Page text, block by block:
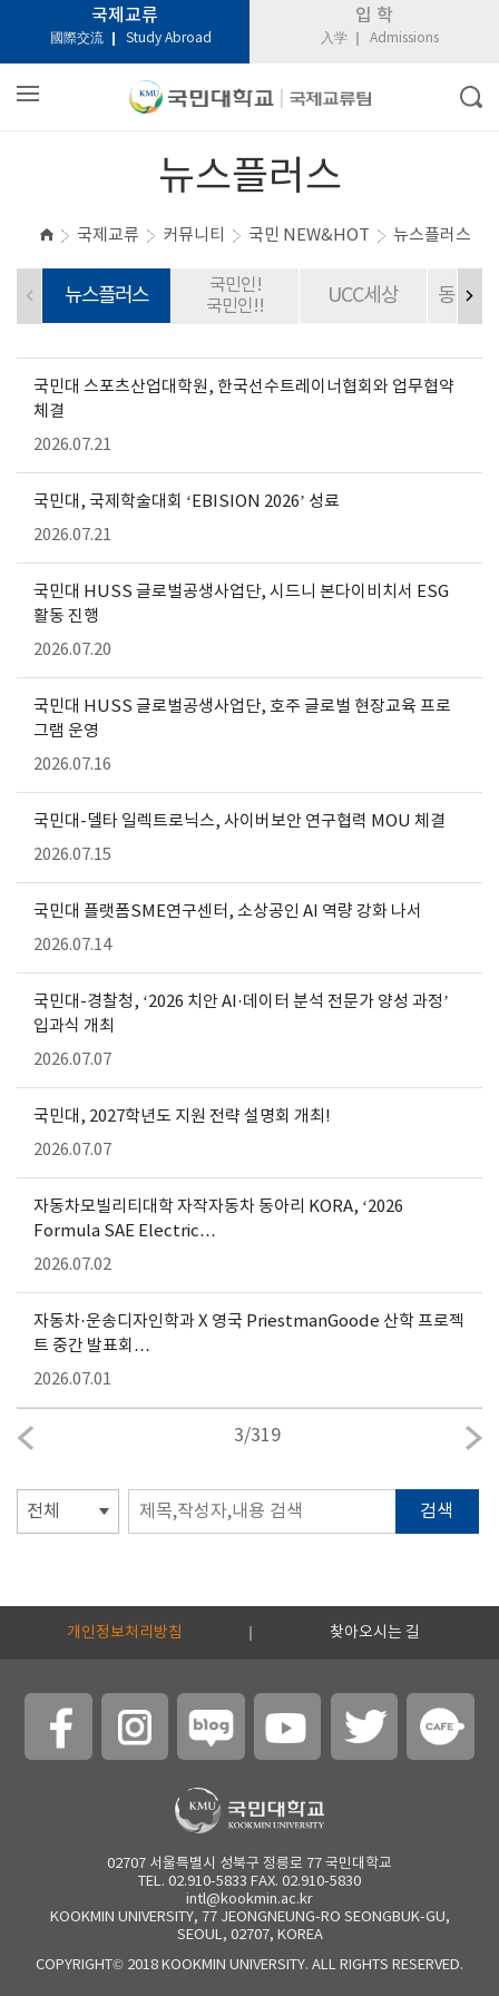
국제교류
國際交流 Study Abroad
입 학
入学 Admissions
뉴스플러스
국제교류 커뮤니티 국민 NEW&HOT 뉴스플러스
뉴스플러스
국민인!
국민인!!
UCC세상 동문
국민대 스포츠산업대학원, 한국선수트레이너협회와 업무협약
체결
2026.07.21
국민대, 국제학술대회 ‘EBISION 2026’ 성료
2026.07.21
국민대 HUSS 글로벌공생사업단, 시드니 본다이비치서 ESG
활동 진행
2026.07.20
국민대 HUSS 글로벌공생사업단, 호주 글로벌 현장교육 프로
그램 운영
2026.07.16
국민대-델타 일렉트로닉스, 사이버보안 연구협력 MOU 체결
2026.07.15
국민대 플랫폼SME연구센터, 소상공인 AI 역량 강화 나서
2026.07.14
국민대-경찰청, ‘2026 치안 AI·데이터 분석 전문가 양성 과정’
입과식 개최
2026.07.07
국민대, 2027학년도 지원 전략 설명회 개최!
2026.07.07
자동차모빌리티대학 자작자동차 동아리 KORA, ‘2026
Formula SAE Electric…
2026.07.02
자동차·운송디자인학과 X 영국 PriestmanGoode 산학 프로젝
트 중간 발표회…
2026.07.01
3/319
검색
개인정보처리방침 찾아오시는 길
02707 서울특별시 성북구 정릉로 77 국민대학교
TEL. 02.910-5833 FAX. 02.910-5830
intl@kookmin.ac.kr
KOOKMIN UNIVERSITY, 77 JEONGNEUNG-RO SEONGBUK-GU,
SEOUL, 02707, KOREA
COPYRIGHT© 2018 KOOKMIN UNIVERSITY. ALL RIGHTS RESERVED.